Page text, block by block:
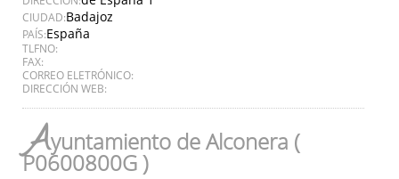
CIUDAD:Badajoz
PAÍS:España
TLFNO:
FAX:
CORREO ELETRÓNICO:
DIRECCIÓN WEB:
Ayuntamiento de Alconera (
P0600800G )